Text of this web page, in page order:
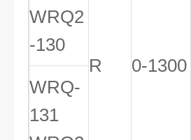
WRQ2
-130
R
0-1300
WRQ-
131